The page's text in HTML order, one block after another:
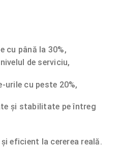
cu până la 30%,
de serviciu,
urile cu peste 20%,
și stabilitate pe întreg
eficient la cererea reală.